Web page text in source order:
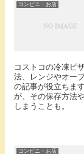
コンビニ・お店
コストコの冷凍ピ
法、レンジやオー
の記事が役立ちま
が、その保存方法
しまうことも。
コンビニ・お店